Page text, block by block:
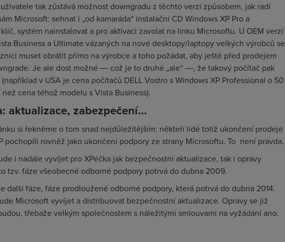
tak zůstává možnost downgradu z těchto verzí způsobem, jak radí
Microsoft: sehnat i „od kamaráda“ instalační CD Windows XP Pro a
systém nainstalovat a pro aktivaci zavolat na linku Microsoftu. U OEM verzí
Business a Ultimate vázaných na nové desktopy/laptopy velkých výrobců se
muset obrátit přímo na výrobce a toho požádat, aby ještě před prodejem
Je ale dost možné ― což je to druhé „ale“ ―, že takový počítač pak
v USA je cena počítačů DELL Vostro s Windows XP Professional o 50
než cena téhož modelu s Vista Business).
aktualizace, zabezpečení...
si řekněme o tom snad nejdůležitějším: někteří lidé totiž ukončení prodeje
pochopili rovněž jako ukončení podpory ze strany Microsoftu. To není pravda.
i nadále vyvíjet pro XPéčka jak bezpečnostní aktualizace, tak i opravy
tzv. fáze všeobecné odborné podpory potrvá do dubna 2009.
další fáze, fáze prodloužené odborné podpory, která potrvá do dubna 2014.
Microsoft vyvíjet a distribuovat bezpečnostní aktualizace. Opravy se již
třebaže velkým společnostem s náležitými smlouvami na vyžádání ano.